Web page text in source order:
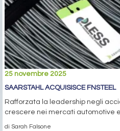
25 novembre 2025
SAARSTAHL ACQUISISCE FNSTEEL
Rafforzata la leadership negli
crescere nei mercati automotive
di Sarah Falsone